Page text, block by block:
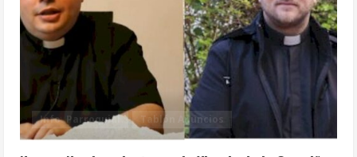
Info. Parroquial Tablón Anuncios